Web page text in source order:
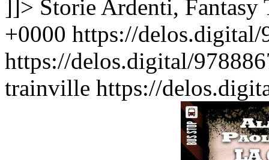
]]> Storie Ardenti, Fantasy
+0000 https://
https://delos.digital/
trainville https://